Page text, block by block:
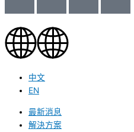
中文
EN
最新消息
解決方案